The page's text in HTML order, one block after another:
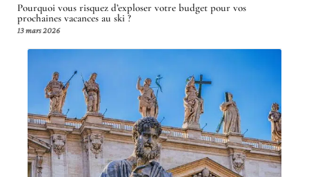
Pourquoi vous risquez d’exploser votre budget pour vos
prochaines vacances au ski ?
13 mars 2026